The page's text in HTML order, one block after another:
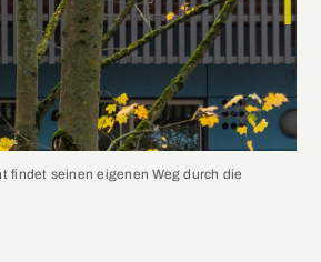
findet seinen eigenen Weg durch die